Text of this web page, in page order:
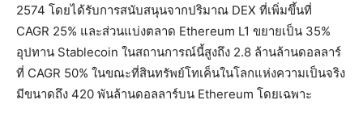
2574 โดยได้รับการสนับสนุนจากปริมาณ DEX ที่เพิ่มขึ้นที่
CAGR 25% และส่วนแบ่งตลาด Ethereum L1 ขยายเป็น 35%
อุปทาน Stablecoin ในสถานการณ์นี้สูงถึง 2.8 ล้านล้านดอลลาร์
ที่ CAGR 50% ในขณะที่สินทรัพย์โทเค็นในโลกแห่งความเป็นจริง
มีขนาดถึง 420 พันล้านดอลลาร์บน Ethereum โดยเฉพาะ